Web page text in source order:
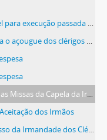
provedor e mais irmãos contra Ana Cândida, viúva de José Ferreira Teles e seus filhos, do Maxial
água e para poderem ter marchante desobrigado da obediência da Câmara
Ordenado do Andador, do Tesoureiro e do Procurador
dos Irmãos
Irmandade dos Clérigos Pobres